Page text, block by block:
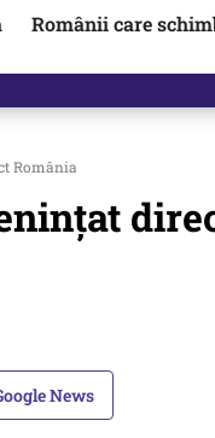
Românii care
a pus pe…
România
News